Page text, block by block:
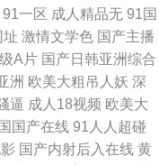
91一区 成人精品无 91国
址 激情文学色 国产主播
A片 国产日韩亚洲综合
洲 欧美大粗吊人妖 深
逼 成人18视频 欧美大
国产在线 91人人超碰
国产内射后入在线 黄